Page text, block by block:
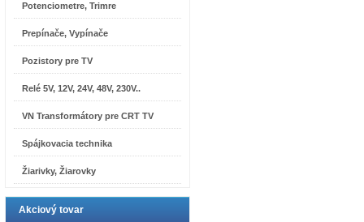
Potenciometre, Trimre
Prepínače, Vypínače
Pozistory pre TV
Relé 5V, 12V, 24V, 48V, 230V..
VN Transformátory pre CRT TV
Spájkovacia technika
Žiarivky, Žiarovky
Akciový tovar